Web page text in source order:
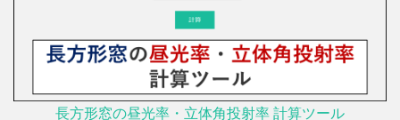
長方形窓の昼光率・立体角投射率 計算ツール